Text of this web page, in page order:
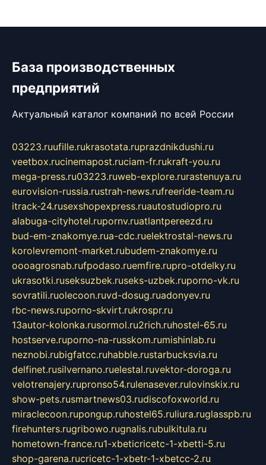
База производственных
предприятий
Актуальный каталог компаний по всей России
03223.ruufille.rukrasotata.ruprazdnikdushi.ru
veetbox.rucinemapost.ruciam-fr.rukraft-you.ru
mega-press.ru03223.ruweb-explore.rurastenuya.ru
eurovision-russia.rustrah-news.rufreeride-team.ru
itrack-24.rusexshopexpress.ruautostudiopro.ru
alabuga-cityhotel.rupornv.ruatlantpereezd.ru
bud-em-znakomye.rua-cdc.ruelektrostal-news.ru
korolevremont-market.rubudem-znakomye.ru
oooagrosnab.rufpodaso.ruemfire.rupro-otdelky.ru
ukrasotki.ruseksuzbek.ruseks-uzbek.ruporno-vk.ru
sovratili.ruolecoon.ruvd-dosug.ruadonyev.ru
rbc-news.ruporno-skvirt.rukrospr.ru
13autor-kolonka.rusormol.ru2rich.ruhostel-65.ru
hostserve.ruporno-na-russkom.rumishinlab.ru
neznobi.rubigfatcc.ruhabble.rustarbucksvia.ru
delfinet.rusilvernano.ruelestal.ruvektor-doroga.ru
velotrenajery.rupronso54.rulenasever.rulovinskix.ru
show-pets.rusmartnews03.rudiscofoxworld.ru
miraclecoon.rupongup.ruhostel65.ruliura.ruglasspb.ru
firehunters.rugribowo.rugnalis.rubulkitula.ru
hometown-france.ru1-xbeticricetc-1-xbetti-5.ru
shop-garena.rucricetc-1-xbetr-1-xbetcc-2.ru